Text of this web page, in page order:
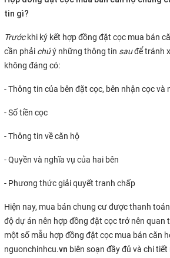
tin gì?
Trước khi ký kết hợp đồng đặt cọc mua bán
cần phải chúý những thông tin sauđể tránh
không đáng có:
- Thông tin của bên đặt cọc, bên nhận cọc và
- Số tiền cọc
- Thông tin về căn hộ
- Quyền và nghĩa vụ của hai bên
- Phương thức giải quyết tranh chấp
Hiện nay, mua bán chung cư được thanh
độ dự án nên hợp đồng đặt cọc trở nên quan
một số mẫu hợp đồng đặt cọc mua bán căn
nguonchinhcu.vn biên soạn đầy đủ và chi